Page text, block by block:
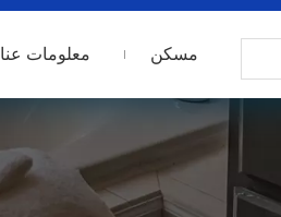
مسكن معلومات عنا